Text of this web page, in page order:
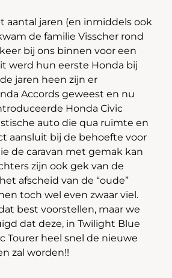
aantal jaren (en inmiddels ook
de familie Visscher rond
bij ons binnen voor een
werd hun eerste Honda bij
jaren heen zijn er
Accords geweest en nu
Honda Civic
auto die qua ruimte en
aansluit bij de behoefte voor
de caravan met gemak kan
zijn ook gek van de
afscheid van de “oude”
toch wel even zwaar viel.
best voorstellen, maar we
dat deze, in Twilight Blue
Tourer heel snel de nieuwe
zal worden!!